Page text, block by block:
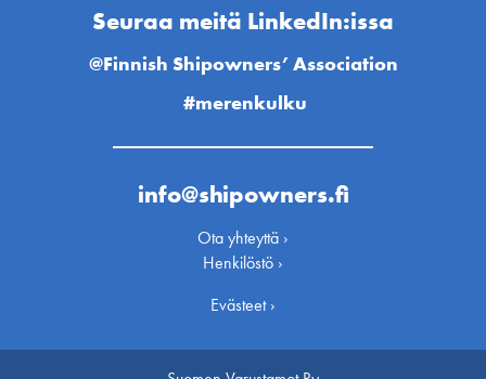
Seuraa meitä LinkedIn:issa
@Finnish Shipowners’ Association
#merenkulku
info@shipowners.fi
Ota yhteyttä ›
Henkilöstö ›
Evästeet ›